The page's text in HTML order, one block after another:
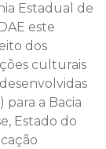
Estadual de
este
dos
culturais
a Bacia
Estado do